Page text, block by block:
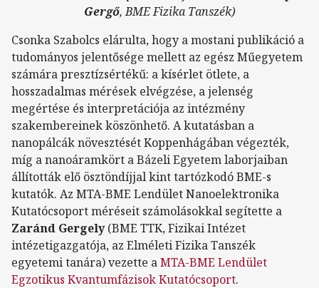
Gergő, BME Fizika Tanszék)
Csonka Szabolcs elárulta, hogy a mostani publikáció a
tudományos jelentősége mellett az egész Műegyetem
számára presztízsértékű: a kísérlet ötlete, a
hosszadalmas mérések elvégzése, a jelenség
megértése és interpretációja az intézmény
szakembereinek köszönhető. A kutatásban a
nanopálcák növesztését Koppenhágában végezték,
míg a nanoáramkört a Bázeli Egyetem laborjaiban
állították elő ösztöndíjjal kint tartózkodó BME-s
kutatók. Az MTA-BME Lendület Nanoelektronika
Kutatócsoport méréseit számolásokkal segítette a
Zaránd Gergely(BME TTK, Fizikai Intézet
intézetigazgatója, az Elméleti Fizika Tanszék
egyetemi tanára) vezette aMTA-BME Lendület
Egzotikus Kvantumfázisok Kutatócsoport.